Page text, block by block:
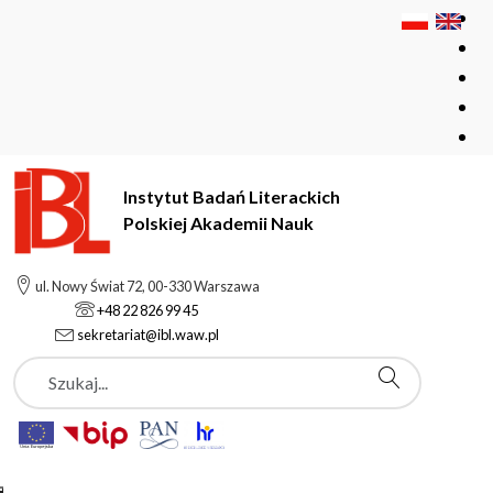
Instytut Badań Literackich
Polskiej Akademii Nauk
ul. Nowy Świat 72, 00-330 Warszawa
+48 22 826 99 45
sekretariat@ibl.waw.pl
Szukaj
Instytut Badań Literackich Polskiej Akademii Nauk
Pracownicy
Krauze-Karpińska Joanna
Krauze-Karpińska
Joanna